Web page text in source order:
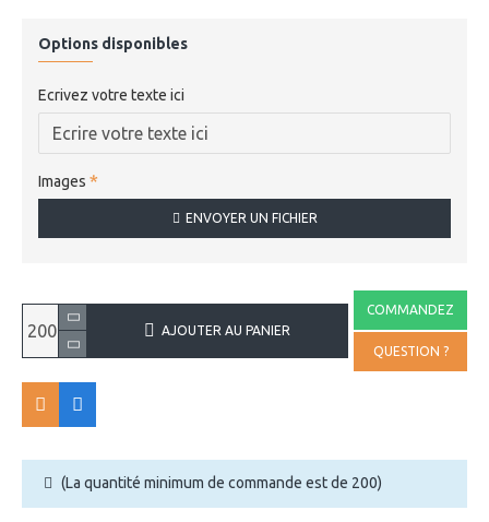
Options disponibles
Ecrivez votre texte ici
Images
ENVOYER UN FICHIER
AJOUTER AU PANIER
COMMANDEZ
QUESTION ?
(La quantité minimum de commande est de 200)